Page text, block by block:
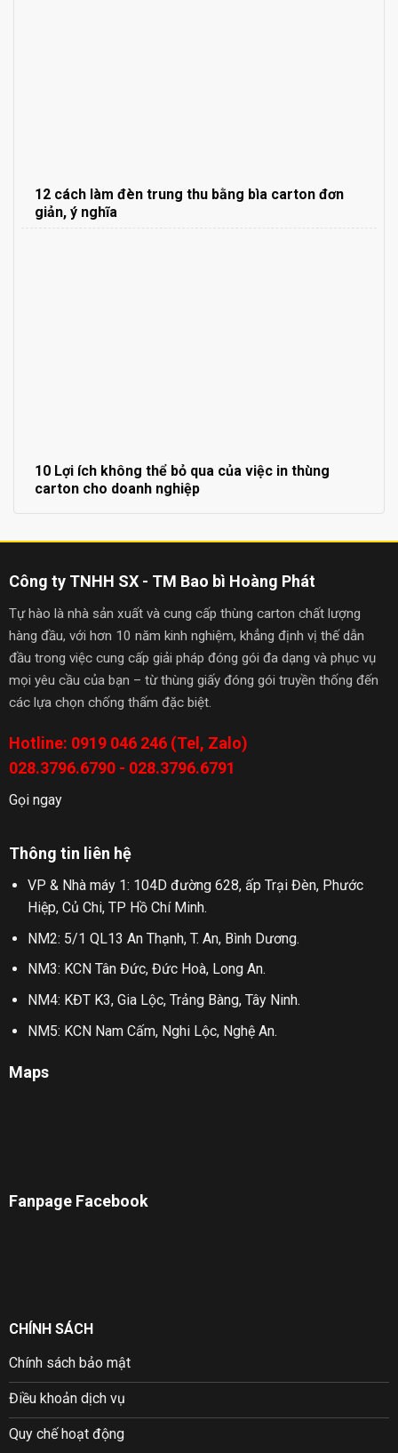
12 cách làm đèn trung thu bằng bìa carton đơn
giản, ý nghĩa
10 Lợi ích không thể bỏ qua của việc in thùng
carton cho doanh nghiệp
Công ty TNHH SX - TM Bao bì Hoàng Phát
Tự hào là nhà sản xuất và cung cấp thùng carton chất lượng
hàng đầu, với hơn 10 năm kinh nghiệm, khẳng định vị thế dẫn
đầu trong việc cung cấp giải pháp đóng gói đa dạng và phục vụ
mọi yêu cầu của bạn – từ thùng giấy đóng gói truyền thống đến
các lựa chọn chống thấm đặc biệt.
Hotline: 0919 046 246 (Tel, Zalo)
028.3796.6790 - 028.3796.6791
Gọi ngay
Thông tin liên hệ
VP & Nhà máy 1: 104D đường 628, ấp Trại Đèn, Phước
Hiệp, Củ Chi, TP Hồ Chí Minh.
NM2: 5/1 QL13 An Thạnh, T. An, Bình Dương.
NM3: KCN Tân Đức, Đức Hoà, Long An.
NM4: KĐT K3, Gia Lộc, Trảng Bàng, Tây Ninh.
NM5: KCN Nam Cấm, Nghi Lộc, Nghệ An.
Maps
Fanpage Facebook
CHÍNH SÁCH
Chính sách bảo mật
Điều khoản dịch vụ
Quy chế hoạt động